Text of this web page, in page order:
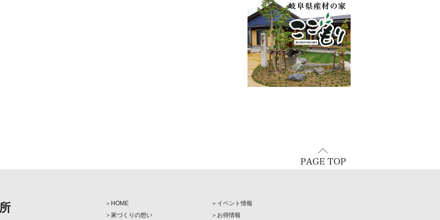
HOME
家づくりの想い
イベント情報
お得情報